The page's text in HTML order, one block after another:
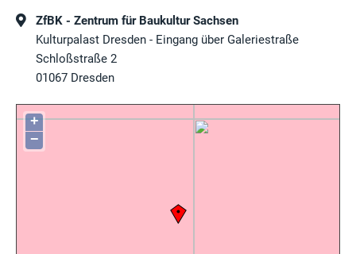
ZfBK - Zentrum für Baukultur Sachsen
Kulturpalast Dresden - Eingang über Galeriestraße
Schloßstraße 2
01067 Dresden
+
−